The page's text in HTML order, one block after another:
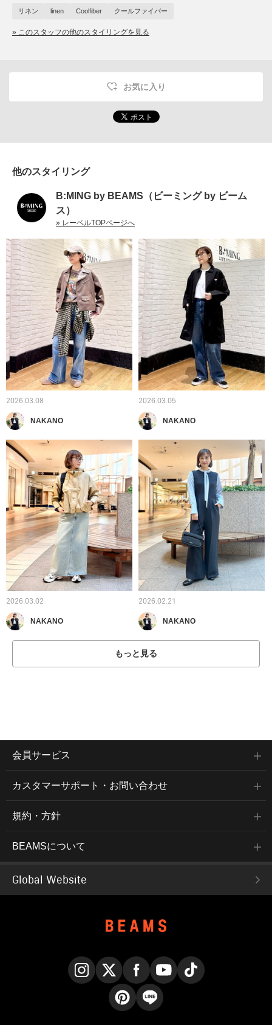
リネン linen Coolfiber クールファイバー
» このスタッフの他のスタイリングを見る
お気に入り
他のスタイリング
B:MING by BEAMS（ビーミング by ビーム
ス）
» レーベルTOPページへ
2026.03.08
NAKANO
2026.03.05
NAKANO
2026.03.02
NAKANO
2026.02.21
NAKANO
もっと見る
会員サービス
カスタマーサポート・お問い合わせ
規約・方針
BEAMSについて
Global Website